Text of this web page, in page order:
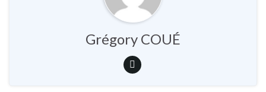
Grégory COUÉ